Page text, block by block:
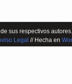
sus respectivos
Legal // Hecha en